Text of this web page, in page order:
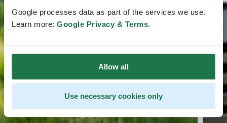
Google processes data as part of the services we use.
Learn more: Google Privacy & Terms.
Allow all
Use necessary cookies only